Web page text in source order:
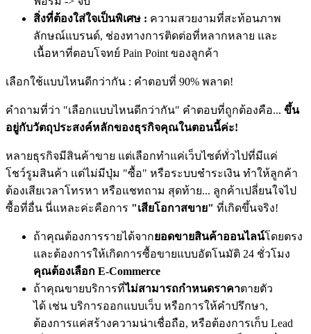
สิ่งที่ต้องใส่ใจเป็นพิเศษ : ความสวยงามที่สะท้อนภาพ
ลักษณ์แบรนด์, ช่องทางการติดต่อที่หลากหลาย และ
เนื้อหาที่ตอบโจทย์ Pain Point ของลูกค้า
เลือกใช้แบบไหนดีกว่ากัน : คำตอบที่ 90% พลาด!
คำถามที่ว่า "เลือกแบบไหนดีกว่ากัน" คำตอบที่ถูกต้องคือ... ขึ้น
อยู่กับวัตถุประสงค์หลักของธุรกิจคุณในตอนนี้ค่ะ!
หลายธุรกิจมีสินค้าขาย แต่เลือกทำแค่เว็บไซต์ทั่วไปที่มีแค่
โชว์รูมสินค้า แต่ไม่มีปุ่ม "ซื้อ" หรือระบบชำระเงิน ทำให้ลูกค้า
ต้องเสียเวลาโทรหา หรือแชทถาม สุดท้าย... ลูกค้าเปลี่ยนใจไป
ซื้อที่อื่น นี่แหละค่ะคือการ "เสียโอกาสขาย" ที่เกิดขึ้นจริง!
ถ้าคุณต้องการรายได้จากยอดขายสินค้าออนไลน์โดยตรง
และต้องการให้เกิดการซื้อขายแบบอัตโนมัติ 24 ชั่วโมง
คุณต้องเลือก E-Commerce
ถ้าคุณขายบริการที่ไม่สามารถกำหนดราคาตายตัว
ได้ เช่น บริการออกแบบเว็บ หรือการให้คำปรึกษา,
ต้องการแค่สร้างความน่าเชื่อถือ, หรือต้องการเก็บ Lead